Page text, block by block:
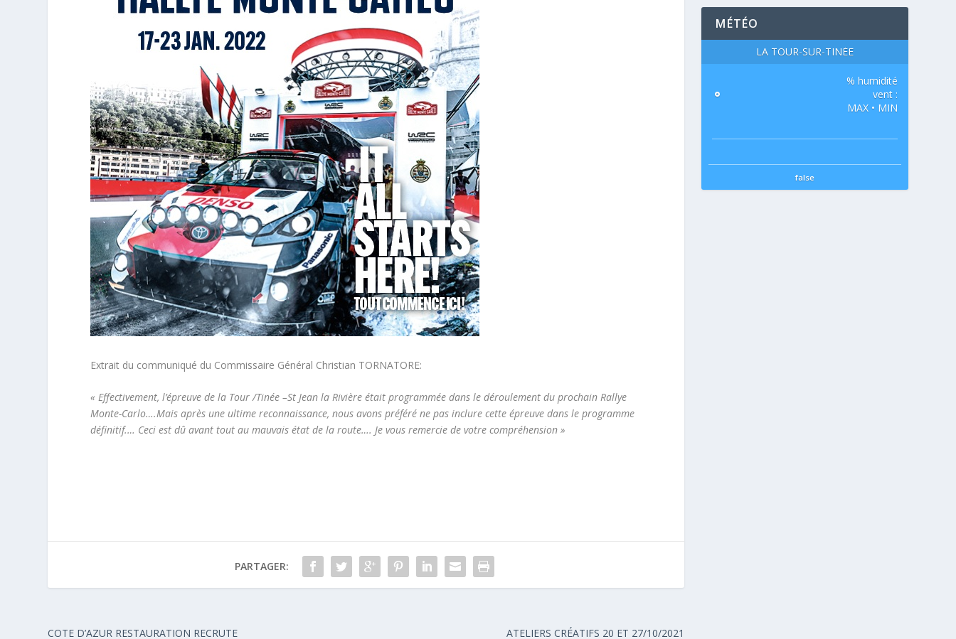
Extrait du communiqué du Commissaire Général Christian TORNATORE:
« Effectivement, l’épreuve de la Tour /Tinée –St Jean la Rivière était programmée dans le déroulement du prochain Rallye
Monte-Carlo….Mais après une ultime reconnaissance, nous avons préféré ne pas inclure cette épreuve dans le programme
définitif.… Ceci est dû avant tout au mauvais état de la route…. Je vous remercie de votre compréhension »
PARTAGER:
COTE D’AZUR RESTAURATION RECRUTE
ATELIERS CRÉATIFS 20 ET 27/10/2021
MÉTÉO
LA TOUR-SUR-TINÉE
°
% humidité
vent :
MAX • MIN
false